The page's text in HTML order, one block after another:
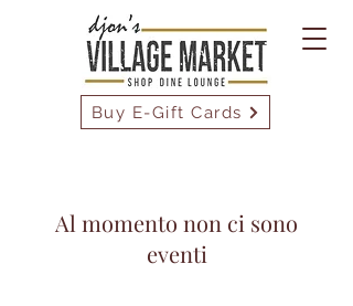
Buy E-Gift Cards
Al momento non ci sono
eventi